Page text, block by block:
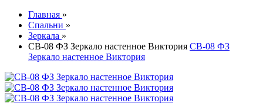
Главная »
Спальни »
Зеркала »
СВ-08 ФЗ Зеркало настенное Виктория СВ-08 ФЗ
Зеркало настенное Виктория